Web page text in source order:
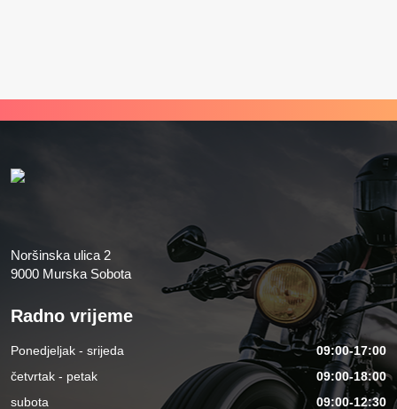
Noršinska ulica 2
9000 Murska Sobota
Radno vrijeme
Ponedjeljak - srijeda
09:00-17:00
četvrtak - petak
09:00-18:00
subota
09:00-12:30